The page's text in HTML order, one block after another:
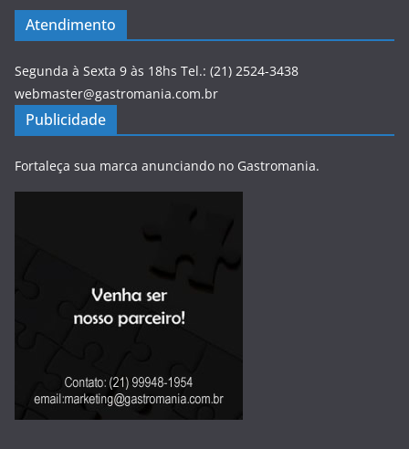
Atendimento
Segunda à Sexta 9 às 18hs Tel.: (21) 2524-3438
webmaster@gastromania.com.br
Publicidade
Fortaleça sua marca anunciando no Gastromania.